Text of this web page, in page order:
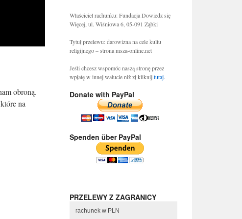
obroną.
na
Właściciel rachunku: Fundacja Dowiedz się
Więcej, ul. Wiśniowa 6, 05-091 Ząbki
Tytuł przelewu: darowizna na cele kultu
religijnego – strona msza-online.net
Jeśli chcesz wspomóc naszą stronę przez
wpłatę w innej walucie niż zł kliknijtutaj.
Donate with PayPal
Spenden über PayPal
PRZELEWY Z ZAGRANICY
rachunek w PLN